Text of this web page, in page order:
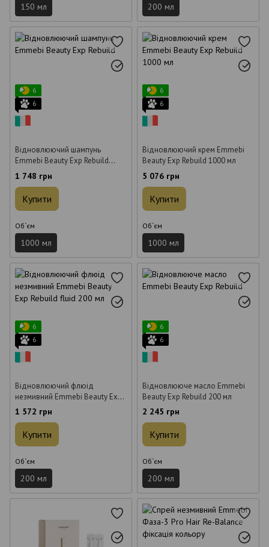
150 мл 200 мл
6
6
Відновлюючий шампунь
Emmebi Beauty Exp Rebuild
1000 мл
1 748 грн
Купити
Об`єм
1000 мл
6
6
Відновлюючий крем Emmebi
Beauty Exp Rebuild 1000 мл
5 076 грн
Купити
Об`єм
1000 мл
6
6
Відновлюючий флюід
незмивний Emmebi Beauty Exp
Rebuild fluid 200 мл
1 572 грн
Купити
Об`єм
200 мл
6
6
Відновлююче масло Emmebi
Beauty Exp Rebuild 200 мл
2 245 грн
Купити
Об`єм
200 мл